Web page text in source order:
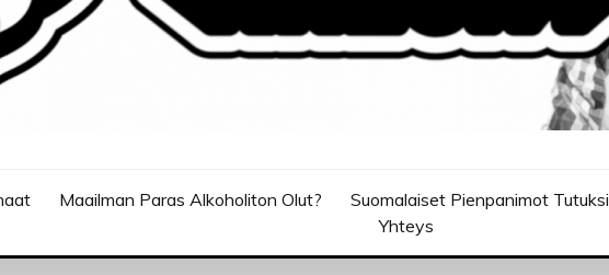
Maailman Paras Alkoholiton Olut? Suomalaiset Pienpanimot Tutuksi
Yhteys